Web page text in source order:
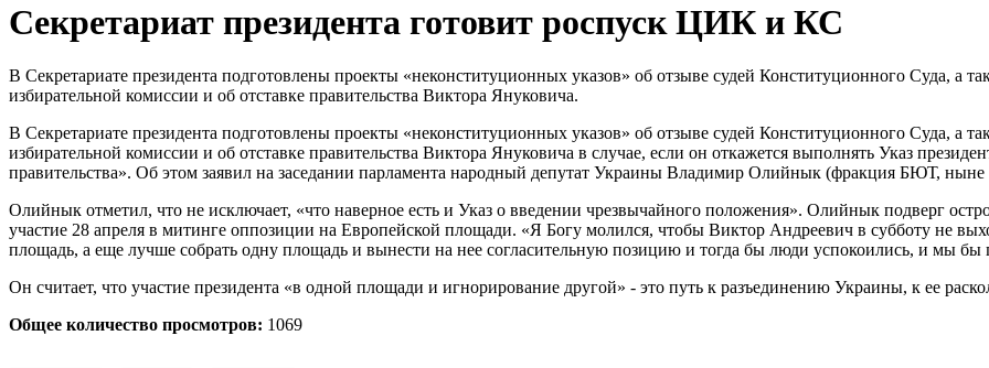
Секретариат президента готовит роспуск ЦИК и КС
В Секретариате президента подготовлены проекты «неконституционных указов» об отзыве судей Конституционного Суда, а
избирательной комиссии и об отставке правительства Виктора Януковича.
В Секретариате президента подготовлены проекты «неконституционных указов» об отзыве судей Конституционного Суда, а
избирательной комиссии и об отставке правительства Виктора Януковича в случае, если он откажется выполнять Указ
правительства». Об этом заявил на заседании парламента народный депутат Украины Владимир Олийнык (фракция БЮТ, ныне
Олийнык отметил, что не исключает, «что наверное есть и Указ о введении чрезвычайного положения». Олийнык подверг
участие 28 апреля в митинге оппозиции на Европейской площади. «Я Богу молился, чтобы Виктор Андреевич в субботу не
площадь, а еще лучше собрать одну площадь и вынести на нее согласительную позицию и тогда бы люди успокоились, и мы
Он считает, что участие президента «в одной площади и игнорирование другой» - это путь к разъединению Украины, к ее
Общее количество просмотров: 1069